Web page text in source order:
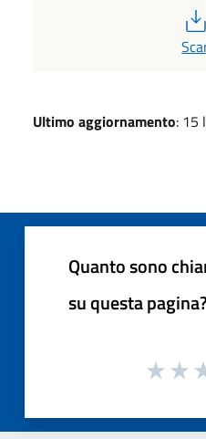
PDF
Ultimo aggiornamento: 15
Quanto sono
su questa